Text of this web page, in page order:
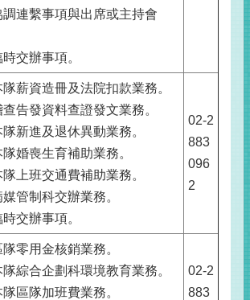
調連繫事項與出席或主持會
交辦事項。
薪資造冊及法院扣款業務。
告發資料查證發文業務。
新進及退休異動業務。
婚喪生育補助業務。
上班交通費補助業務。
管制科交辦業務。
交辦事項。
02-2
883
096
2
零用金核銷業務。
綜合企劃科環境教育業務。
區隊加班費業務。
02-2
883